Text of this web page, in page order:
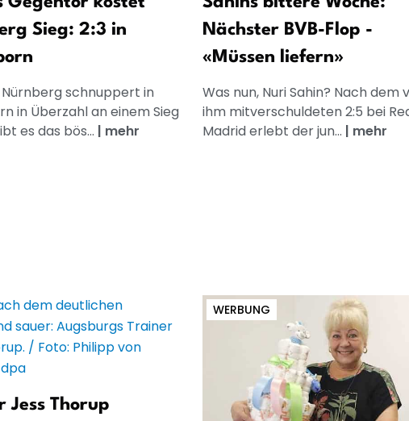
Sieg: 2:3 in
Nürnberg schnuppert in
in Überzahl an einem Sieg
es das bös... | mehr
Nächster BVB-Flop -
«Müssen liefern»
Was nun, Nuri Sahin? Nach dem
ihm mitverschuldeten 2:5 bei
Madrid erlebt der jun... | mehr
Jess Thorup
WERBUNG